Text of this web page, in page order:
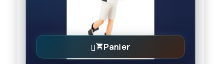
Panier